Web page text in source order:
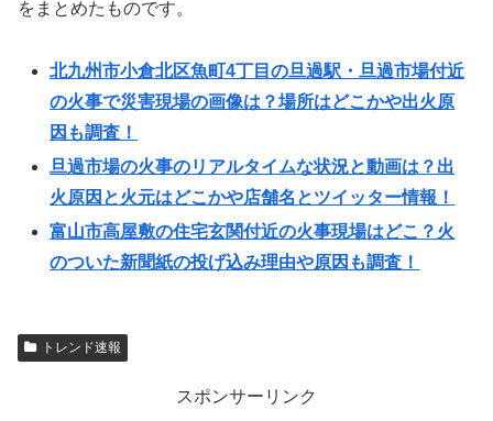
をまとめたものです。
北九州市小倉北区魚町4丁目の旦過駅・旦過市場付近
の火事で災害現場の画像は？場所はどこかや出火原
因も調査！
旦過市場の火事のリアルタイムな状況と動画は？出
火原因と火元はどこかや店舗名とツイッター情報！
富山市高屋敷の住宅玄関付近の火事現場はどこ？火
のついた新聞紙の投げ込み理由や原因も調査！
トレンド速報
スポンサーリンク